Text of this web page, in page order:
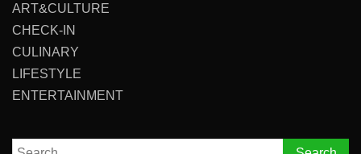
ART&CULTURE
CHECK-IN
CULINARY
LIFESTYLE
ENTERTAINMENT
Search